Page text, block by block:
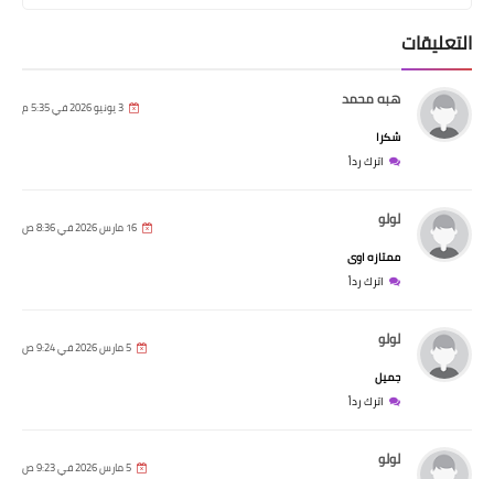
التعليقات
هبه محمد 3 يونيو 2026 في 5:35 م
شكرا
اترك رداً
لولو 16 مارس 2026 في 8:36 ص
ممتازه اوى
اترك رداً
لولو 5 مارس 2026 في 9:24 ص
جميل
اترك رداً
لولو 5 مارس 2026 في 9:23 ص